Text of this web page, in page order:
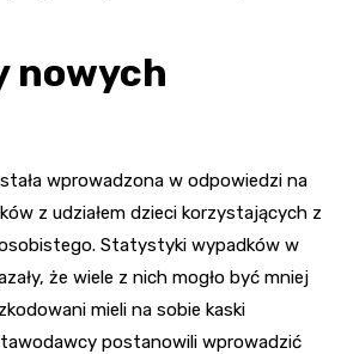
nowych
wprowadzona w odpowiedzi na
z udziałem dzieci korzystających z
Statystyki wypadków w
że wiele z nich mogło być mniej
mieli na sobie kaski
postanowili wprowadzić